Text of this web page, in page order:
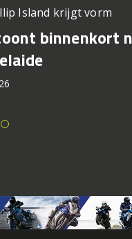
Island krijgt vorm
binnenkort